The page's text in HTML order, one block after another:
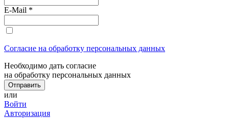
E-Mail *
Согласие на обработку персональных данных
Необходимо дать согласие
на обработку персональных данных
или
Войти
Авторизация